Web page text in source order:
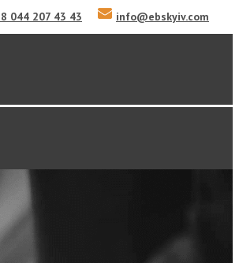
044 207 43 43 info@ebskyiv.com